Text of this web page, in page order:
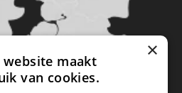
×
website maakt
van cookies.